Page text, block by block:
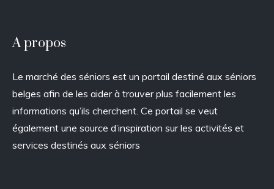
A propos
Le marché des séniors est un portail destiné aux séniors
belges afin de les aider à trouver plus facilement les
informations qu’ils cherchent. Ce portail se veut
également une source d’inspiration sur les activités et
services destinés aux séniors